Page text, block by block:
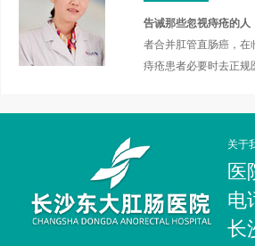
告诫那些忽视痔疮的人
者合并肛管直肠癌，在
痔疮患者必要时去正规
关于
医
电
长